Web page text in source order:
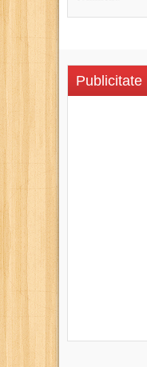
Publicitate